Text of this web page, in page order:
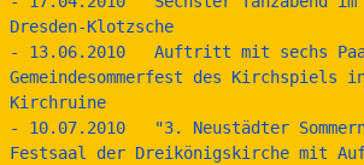
Dresden-Klotzsche
- 13.06.2010   Auftritt mit sechs
Gemeindesommerfest des
Kirchruine
- 10.07.2010   "3. Neustädter
Festsaal der Dreikönigskirche mit